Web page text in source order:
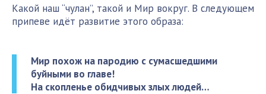
Какой наш “чулан”, такой и Мир вокруг. В следующем
припеве идёт развитие этого образа:
Мир похож на пародию с сумасшедшими
буйными во главе!
На скопленье обидчивых злых людей…